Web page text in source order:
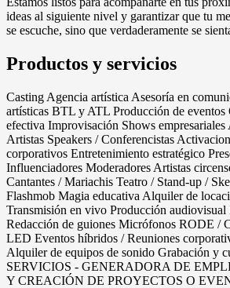
ideas al siguiente nivel y garantizar que tu
se escuche, sino que verdaderamente se
Productos y servicios
Casting Agencia artística Asesoría en
artísticas BTL y ATL Producción de
efectiva Improvisación Shows empresariales
Artistas Speakers / Conferencistas
corporativos Entretenimiento estratégico
Influenciadores Moderadores Artistas
Cantantes / Mariachis Teatro / Stand-up /
Flashmob Magia educativa Alquiler de
Transmisión en vivo Producción
Redacción de guiones Micrófonos RODE /
LED Eventos híbridos / Reuniones
Alquiler de equipos de sonido Grabación y
SERVICIOS - GENERADORA DE
Y CREACIÓN DE PROYECTOS O